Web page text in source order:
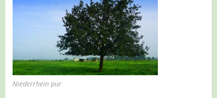
Niederrhein pur